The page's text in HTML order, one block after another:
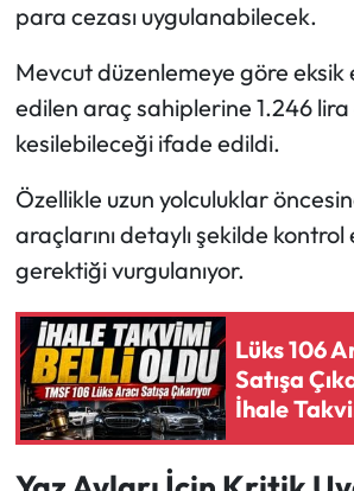
para cezası uygulanabilecek.
Mevcut düzenlemeye göre
edilen araç sahiplerine 1.246 lira
kesilebileceği ifade edildi.
Özellikle uzun yolculuklar
araçlarını detaylı şekilde
gerektiği vurgulanıyor.
Lüks 106
Satışa
İhale